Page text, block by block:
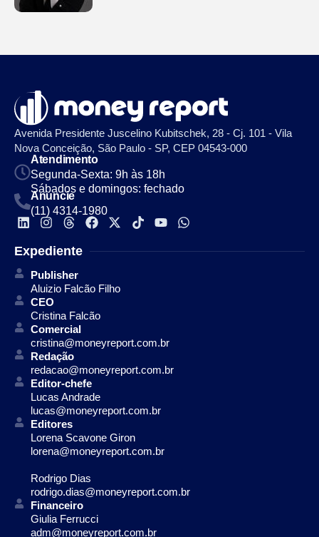
Avenida Presidente Juscelino Kubitschek, 28 - Cj. 101 - Vila
Nova Conceição, São Paulo - SP, CEP 04543-000
Atendimento
Segunda-Sexta: 9h às 18h
Sábados e domingos: fechado
Anuncie
(11) 4314-1980
Expediente
Publisher
Aluizio Falcão Filho
CEO
Cristina Falcão
Comercial
cristina@moneyreport.com.br
Redação
redacao@moneyreport.com.br
Editor-chefe
Lucas Andrade
lucas@moneyreport.com.br
Editores
Lorena Scavone Giron
lorena@moneyreport.com.br
Rodrigo Dias
rodrigo.dias@moneyreport.com.br
Financeiro
Giulia Ferrucci
adm@moneyreport.com.br